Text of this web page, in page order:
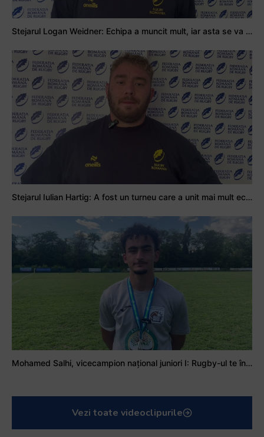
Stejarul Logan Weidner: Echipa a muncit mult, iar asta se va vedea în meciurile de la Nations Cup
Stejarul Iulian Hartig: A fost un turneu care a unit mai mult echipa
Mohamed Salhi, vicecampion național juniori I: Rugby-ul te învață să accepți și înfrângerile
Vezi toate videoclipurile